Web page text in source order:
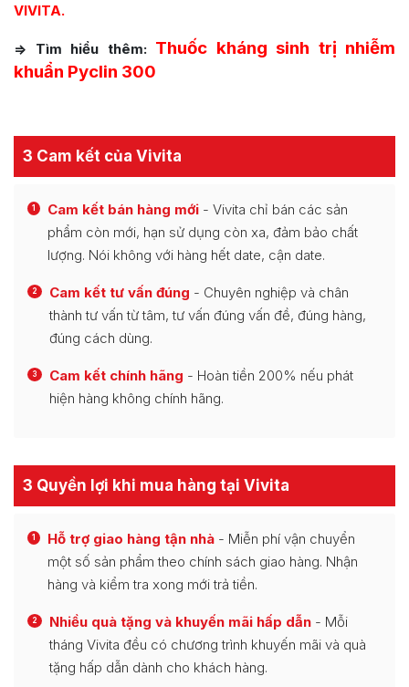
VIVITA.
=> Tìm hiểu thêm: Thuốc kháng sinh trị nhiễm
khuẩn Pyclin 300
3 Cam kết của Vivita
1 Cam kết bán hàng mới - Vivita chỉ bán các sản
phẩm còn mới, hạn sử dụng còn xa, đảm bảo chất
lượng. Nói không với hàng hết date, cận date.
2 Cam kết tư vấn đúng - Chuyên nghiệp và chân
thành tư vấn từ tâm, tư vấn đúng vấn đề, đúng hàng,
đúng cách dùng.
3 Cam kết chính hãng - Hoàn tiền 200% nếu phát
hiện hàng không chính hãng.
3 Quyền lợi khi mua hàng tại Vivita
1 Hỗ trợ giao hàng tận nhà - Miễn phí vận chuyển
một số sản phẩm theo chính sách giao hàng. Nhận
hàng và kiểm tra xong mới trả tiền.
2 Nhiều quà tặng và khuyến mãi hấp dẫn - Mỗi
tháng Vivita đều có chương trình khuyến mãi và quà
tặng hấp dẫn dành cho khách hàng.